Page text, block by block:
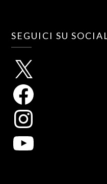
SEGUICI SU